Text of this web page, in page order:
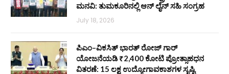
ಮನವಿ: ತುಮಕೂರಿನಲ್ಲಿ ಆನ್‌ ಲೈನ್ ಸಹಿ ಸಂಗ್ರಹ
July 18, 2026
ಪಿಎಂ–ವಿಕಸಿತ್ ಭಾರತ್ ರೋಜ್‌ ಗಾರ್
ಯೋಜನೆಯಡಿ ₹2,400 ಕೋಟಿ ಪ್ರೋತ್ಸಾಹಧನ
ವಿತರಣೆ: 15 ಲಕ್ಷ ಉದ್ಯೋಗಾವಕಾಶಗಳ ಸೃಷ್ಟಿ